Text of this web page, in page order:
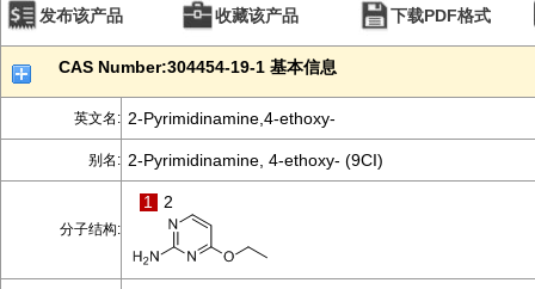
发布该产品 收藏该产品 下载PDF格式
CAS Number:304454-19-1 基本信息
英文名: 2-Pyrimidinamine,4-ethoxy-
别名: 2-Pyrimidinamine, 4-ethoxy- (9CI)
分子结构:
1 2